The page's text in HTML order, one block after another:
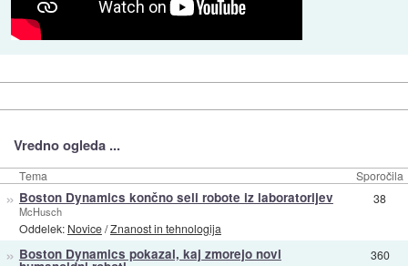
Vredno ogleda ...
Tema Sporočila
» Boston Dynamics končno seli robote iz laboratorijev
McHusch
Oddelek: Novice/Znanost in tehnologija
38
» Boston Dynamics pokazal, kaj zmorejo novi 360